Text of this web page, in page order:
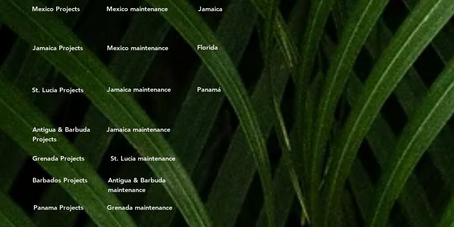
Mexico Projects Mexico maintenance Jamaica
Jamaica Projects Mexico maintenance Florida
St. Lucia Projects Jamaica maintenance Panamá
Antigua & Barbuda
Projects
Jamaica maintenance
Grenada Projects St. Lucia maintenance
Barbados Projects
Antigua & Barbuda
maintenance
Panama Projects Grenada maintenance